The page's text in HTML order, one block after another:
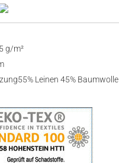
g/m²
55% Leinen 45% Baumwolle